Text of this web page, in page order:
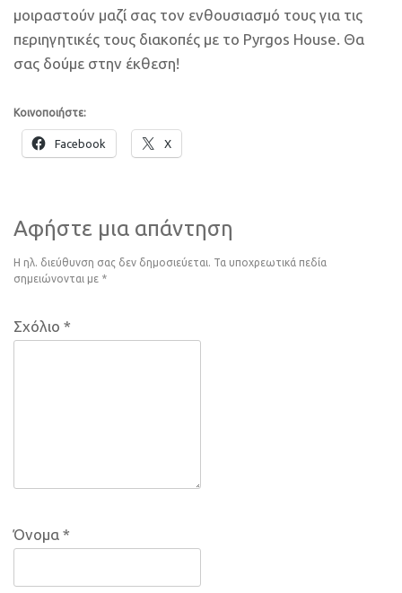
μοιραστούν μαζί σας τον ενθουσιασμό τους για τις
περιηγητικές τους διακοπές με το Pyrgos House. Θα
σας δούμε στην έκθεση!
Κοινοποιήστε:
Facebook X
Αφήστε μια απάντηση
Η ηλ. διεύθυνση σας δεν δημοσιεύεται.
Τα υποχρεωτικά πεδία
σημειώνονται με *
Σχόλιο *
Όνομα *